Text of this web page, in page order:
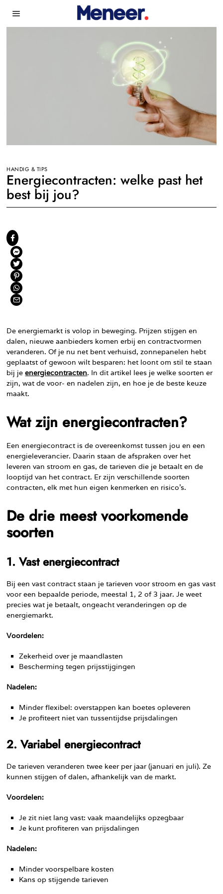
HANDIG & TIPS
Energiecontracten: welke past het
best bij jou?
De energiemarkt is volop in beweging. Prijzen stijgen en
dalen, nieuwe aanbieders komen erbij en contractvormen
veranderen. Of je nu net bent verhuisd, zonnepanelen hebt
geplaatst of gewoon wilt besparen: het loont om stil te staan
bij jeenergiecontracten. In dit artikel lees je welke soorten er
zijn, wat de voor- en nadelen zijn, en hoe je de beste keuze
maakt.
Wat zijn energiecontracten?
Een energiecontract is de overeenkomst tussen jou en een
energieleverancier. Daarin staan de afspraken over het
leveren van stroom en gas, de tarieven die je betaalt en de
looptijd van het contract. Er zijn verschillende soorten
contracten, elk met hun eigen kenmerken en risico’s.
De drie meest voorkomende
soorten
1. Vast energiecontract
Bij een vast contract staan je tarieven voor stroom en gas vast
voor een bepaalde periode, meestal 1, 2 of 3 jaar. Je weet
precies wat je betaalt, ongeacht veranderingen op de
energiemarkt.
Voordelen:
Zekerheid over je maandlasten
Bescherming tegen prijsstijgingen
Nadelen:
Minder flexibel: overstappen kan boetes opleveren
Je profiteert niet van tussentijdse prijsdalingen
2. Variabel energiecontract
De tarieven veranderen twee keer per jaar (januari en juli). Ze
kunnen stijgen of dalen, afhankelijk van de markt.
Voordelen:
Je zit niet lang vast: vaak maandelijks opzegbaar
Je kunt profiteren van prijsdalingen
Nadelen:
Minder voorspelbare kosten
Kans op stijgende tarieven